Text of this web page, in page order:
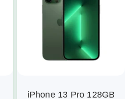
iPhone 13 Pro 128GB